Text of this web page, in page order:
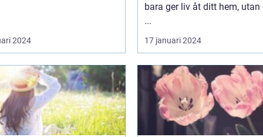
2024
bara ger liv åt ditt hem, utan
...
17 januari 2024